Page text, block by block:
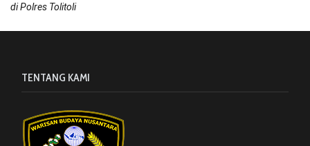
di Polres Tolitoli
TENTANG KAMI